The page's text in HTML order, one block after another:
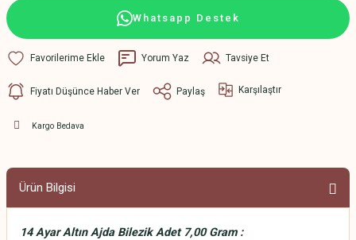
Whatsapp Destek
Yorum Yaz Tavsiye Et
Fiyatı Düşünce Haber Ver Paylaş Karşılaştır
Kargo Bedava
Ürün Bilgisi
14 Ayar Altın Ajda Bilezik Adet 7,00 Gram :